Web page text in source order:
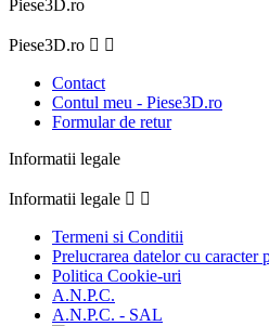
Piese3D.ro
Piese3D.ro  
Contact
Contul meu - Piese3D.ro
Formular de retur
Informatii legale
Informatii legale  
Termeni si Conditii
Prelucrarea datelor cu caracter
Politica Cookie-uri
A.N.P.C.
A.N.P.C. - SAL